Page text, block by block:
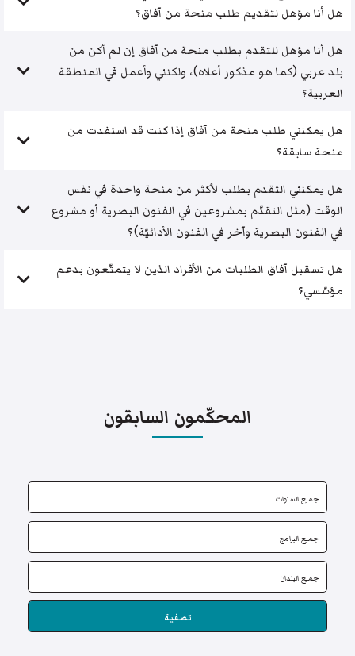
هل أنا مؤهل لتقديم طلب منحة من آفاق؟
هل أنا مؤهل للتقدم بطلب منحة من آفاق إن لم أكن من
بلد عربي (كما هو مذكور أعلاه)، ولكنني وأعمل في المنطقة
العربية؟
هل يمكنني طلب منحة من آفاق إذا كنت قد استفدت من
منحة سابقة؟
هل يمكنني التقدم بطلب لأكثر من منحة واحدة في نفس
الوقت (مثل التقدّم بمشروعين في الفنون البصرية أو مشروع
في الفنون البصرية وآخر في الفنون الأدائيّة)؟
هل تسقبل آفاق الطلبات من الأفراد الذين لا يتمتّعون بدعم
مؤسّسي؟
المحكّمون السابقون
تصفية